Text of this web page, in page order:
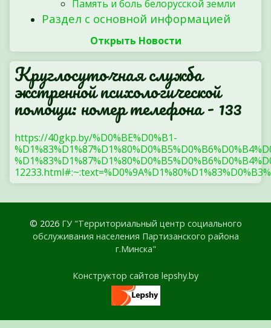
Память и боль белорусской земли
Раздел с основной информацией
Открыть Новости
Круглосуточная служба
экстренной психологической
помощи: номер телефона - 133
https://40gkp.by/%D0%BE%D0%B1-
© 2026 ГУ "Территориальный центр социального
обслуживания населения Партизанского района
г.Минска"
Конструктор сайтов lepshy.by